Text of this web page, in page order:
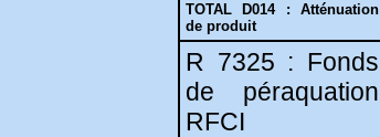
TOTAL D014 : Atténuation
de produit
R 7325 : Fonds
de péraquation
RFCI